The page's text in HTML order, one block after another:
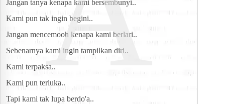
Jangan tanya kenapa kami bersembunyi..
Kami pun tak ingin begini..
Jangan mencemooh kenapa kami berlari..
Sebenarnya kami ingin tampilkan diri..
Kami terpaksa..
Kami pun terluka..
Tapi kami tak lupa berdo'a..